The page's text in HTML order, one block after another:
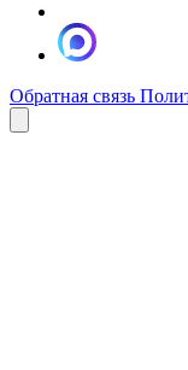
Обратная связь